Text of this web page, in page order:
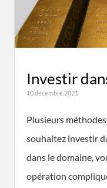
Investir
10 décembre 2021
Plusieurs
souhaitez investir
dans le domaine,
opération